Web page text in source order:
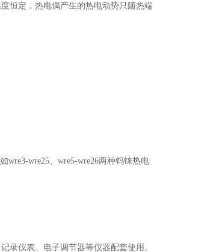
恒定，热电偶产生的热电动势只随热端
wre3-wre25、wre5-wre26两种钨铼热电
录仪表、电子调节器等仪器配套使用。